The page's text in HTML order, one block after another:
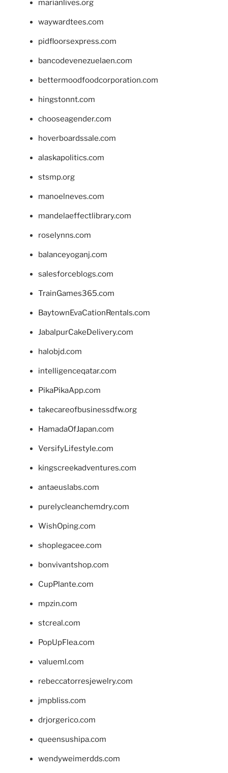
marianlives.org
waywardtees.com
pidfloorsexpress.com
bancodevenezuelaen.com
bettermoodfoodcorporation.com
hingstonnt.com
chooseagender.com
hoverboardssale.com
alaskapolitics.com
stsmp.org
manoelneves.com
mandelaeffectlibrary.com
roselynns.com
balanceyoganj.com
salesforceblogs.com
TrainGames365.com
BaytownEvaCationRentals.com
JabalpurCakeDelivery.com
halobjd.com
intelligenceqatar.com
PikaPikaApp.com
takecareofbusinessdfw.org
HamadaOfJapan.com
VersifyLifestyle.com
kingscreekadventures.com
antaeuslabs.com
purelycleanchemdry.com
WishOping.com
shoplegacee.com
bonvivantshop.com
CupPlante.com
mpzin.com
stcreal.com
PopUpFlea.com
valueml.com
rebeccatorresjewelry.com
jmpbliss.com
drjorgerico.com
queensushipa.com
wendyweimerdds.com